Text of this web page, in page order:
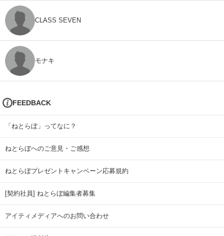
CLASS SEVEN
モナキ
FEEDBACK
「ねとらぼ」ってなに？
ねとらぼへのご意見・ご感想
ねとらぼプレゼントキャンペーン応募規約
[契約社員] ねとらぼ編集者募集
アイティメディアへのお問い合わせ